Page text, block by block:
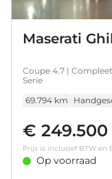
exemplaar heeft
Maserati
Coupe 4.7 |
Serie
69.794 km
€ 249.500
Prijs is inclusief BTW en
Op voorraad